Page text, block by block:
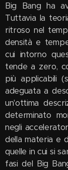
Big Bang ha
Tuttavia la
ritroso nel
densità e
cui intorno
tende a zero,
più applicabili
adeguata a
un'ottima
determinato
negli
della materia e
quelle in cui si
fasi del Big